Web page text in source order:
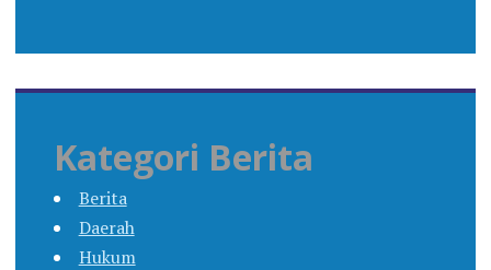
Kategori Berita
Berita
Daerah
Hukum